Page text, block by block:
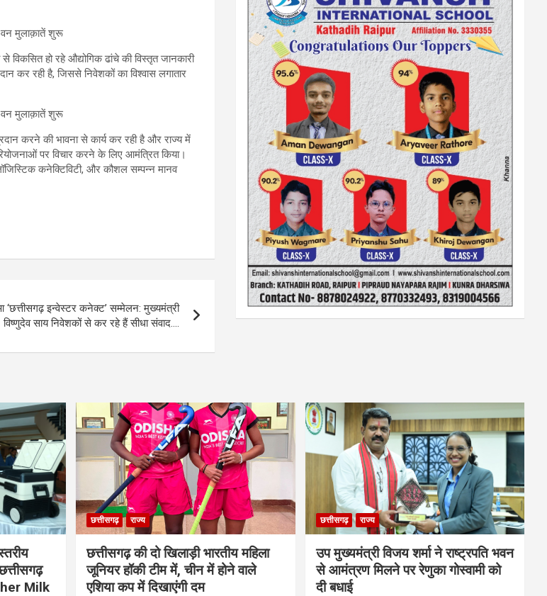
विकसित हो रहे औद्योगिक ढांचे की विस्तृत जानकारी
कर रही है, जिससे निवेशकों का विश्वास लगातार
करने की भावना से कार्य कर रही है और राज्य में
पर विचार करने के लिए आमंत्रित किया।
कनेक्टिविटी, और कौशल सम्पन्न मानव
इन्वेस्टर कनेक्ट’ सम्मेलन: मुख्यमंत्री
विष्णुदेव साय निवेशकों से कर रहे हैं सीधा संवाद….
Milk
छत्तीसगढ़ राज्य
छत्तीसगढ़ की दो खिलाड़ी भारतीय महिला
जूनियर हॉकी टीम में, चीन में होने वाले
एशिया कप में दिखाएंगी दम
छत्तीसगढ़ राज्य
उप मुख्यमंत्री विजय शर्मा ने राष्ट्रपति भवन
से आमंत्रण मिलने पर रेणुका गोस्वामी को
दी बधाई